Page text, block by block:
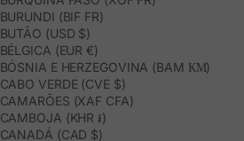
BURUNDI (BIF FR)
BUTÃO (USD $)
BÉLGICA (EUR €)
BÓSNIA E HERZEGOVINA (BAM КМ)
CABO VERDE (CVE $)
CAMARÕES (XAF CFA)
CAMBOJA (KHR ៛)
CANADÁ (CAD $)